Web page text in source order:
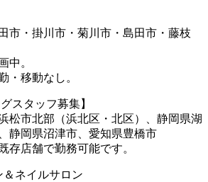
市・掛川市・菊川市・島田市・藤枝
中。
・移動なし。
スタッフ募集】
松市北部（浜北区・北区）、静岡県湖
静岡県沼津市、愛知県豊橋市
存店舗で勤務可能です。
＆ネイルサロン